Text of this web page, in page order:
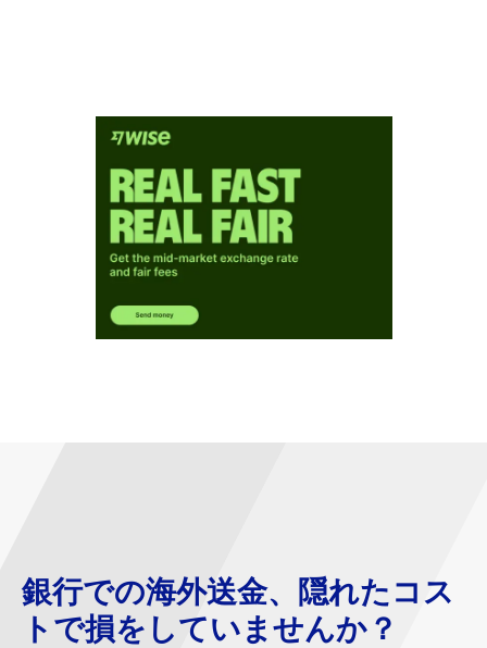
銀行での海外送金、隠れたコス
トで損をしていませんか？